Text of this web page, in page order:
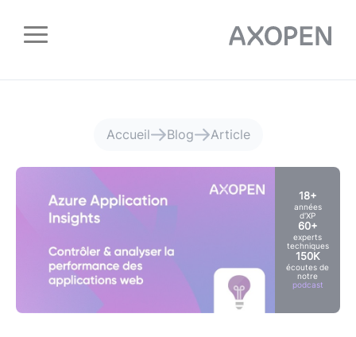
Accueil Blog Article
18+
années
d'XP
60+
experts
techniques
150K
écoutes de
notre
podcast